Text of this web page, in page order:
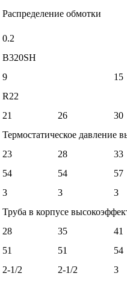
Распределение обмотки
0.2
B320SH
9 15
R22
21 26 30
Термостатическое давление
23 28
33
54 54
57
3 3 3
Труба в корпусе
28 35
41
51 51
54
2-1/2 2-1/2 3